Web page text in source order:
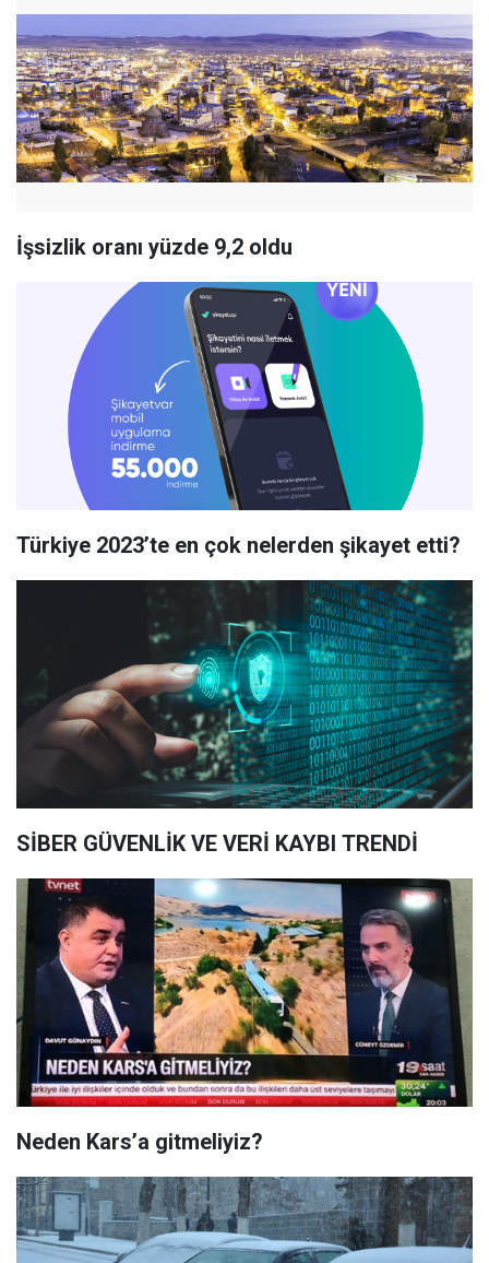
İşsizlik oranı yüzde 9,2 oldu
Türkiye 2023’te en çok nelerden şikayet etti?
SİBER GÜVENLİK VE VERİ KAYBI TRENDİ
Neden Kars’a gitmeliyiz?